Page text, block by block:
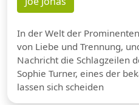
In der Welt der
von Liebe und Trennung,
Nachricht die Schlagzeilen
Sophie Turner, eines der
lassen sich scheiden